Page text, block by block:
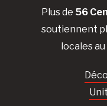
Plus de 56
soutiennent
locales